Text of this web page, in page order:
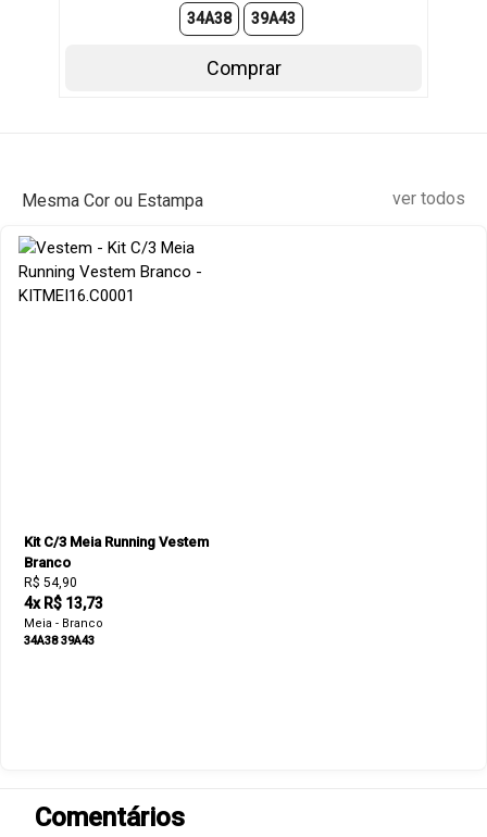
34A38 39A43
Comprar
Mesma Cor ou Estampa ver todos
Kit C/3 Meia Running Vestem
Branco
R$ 54,90
4x R$ 13,73
Meia - Branco
34A38 39A43
Comentários